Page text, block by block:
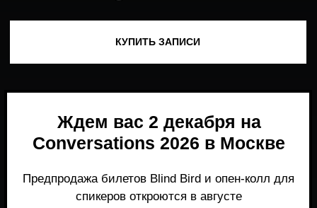
ПОДПИСАТЬСЯ НА НОВОСТИ
Место, где можно получить честный,